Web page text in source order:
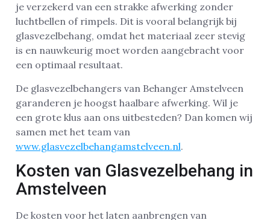
je verzekerd van een strakke afwerking zonder
luchtbellen of rimpels. Dit is vooral belangrijk bij
glasvezelbehang, omdat het materiaal zeer stevig
is en nauwkeurig moet worden aangebracht voor
een optimaal resultaat.
De glasvezelbehangers van Behanger Amstelveen
garanderen je hoogst haalbare afwerking. Wil je
een grote klus aan ons uitbesteden? Dan komen wij
samen met het team van
www.glasvezelbehangamstelveen.nl.
Kosten van Glasvezelbehang in
Amstelveen
De kosten voor het laten aanbrengen van